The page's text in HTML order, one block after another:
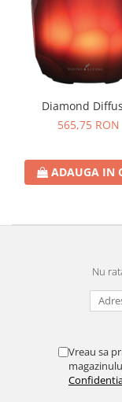
Diamond
565,75 RON
ADAUGA IN
Nu
Vreau sa